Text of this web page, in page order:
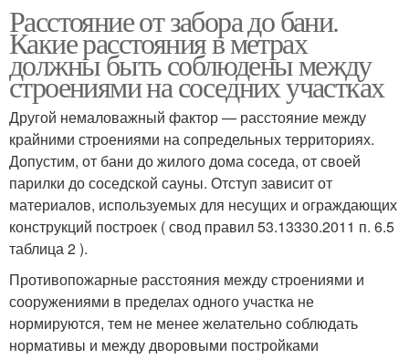
Расстояние от забора до бани.
Какие расстояния в метрах
должны быть соблюдены между
строениями на соседних участках
Другой немаловажный фактор — расстояние между
крайними строениями на сопредельных территориях.
Допустим, от бани до жилого дома соседа, от своей
парилки до соседской сауны. Отступ зависит от
материалов, используемых для несущих и ограждающих
конструкций построек ( свод правил 53.13330.2011 п. 6.5
таблица 2 ).
Противопожарные расстояния между строениями и
сооружениями в пределах одного участка не
нормируются, тем не менее желательно соблюдать
нормативы и между дворовыми постройками